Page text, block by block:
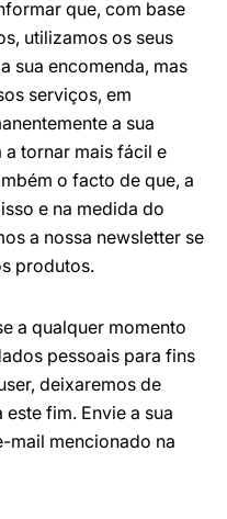
que, com base
utilizamos os seus
sua encomenda, mas
serviços, em
a sua
tornar mais fácil e
o facto de que, a
e na medida do
a nossa newsletter se
produtos.
a qualquer momento
pessoais para fins
deixaremos de
fim. Envie a sua
mail mencionado na